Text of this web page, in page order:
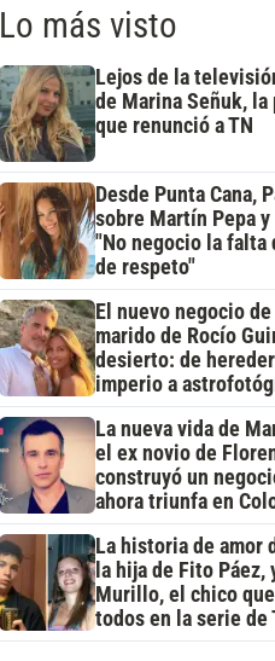
Lo más visto
Lejos de la
de Marina Señuk,
que renunció a TN
Desde Punta Cana,
sobre Martín Pepa
"No negocio la falta
de respeto"
El nuevo negocio de
marido de Rocío
desierto: de
imperio a
La nueva vida de
el ex novio de
construyó un
ahora triunfa en
La historia de amor
la hija de Fito Páez,
Murillo, el chico
todos en la serie de